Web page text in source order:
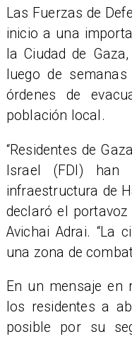
Las Fuerzas de
inicio a una
la Ciudad de
luego de
órdenes de
población local.
“Residentes de
Israel (FDI) han
infraestructura de
declaró el
Avichai Adrai. “La
una zona de
En un mensaje en
los residentes a
posible por su